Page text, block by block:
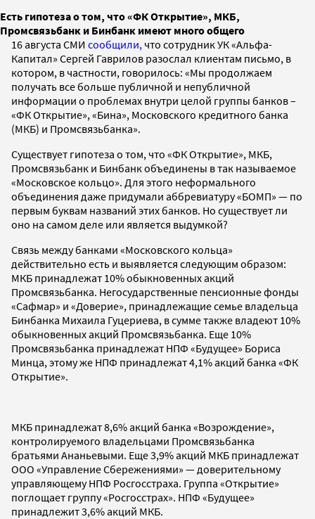
Есть гипотеза о том, что «ФК Открытие», МКБ,
Промсвязьбанк и Бинбанк имеют много общего
16 августа СМИ сообщили, что сотрудник УК «Альфа-
Капитал» Сергей Гаврилов разослал клиентам письмо, в
котором, в частности, говорилось: «Мы продолжаем
получать все больше публичной и непубличной
информации о проблемах внутри целой группы банков –
«ФК Открытие», «Бина», Московского кредитного банка
(МКБ) и Промсвязьбанка».
Существует гипотеза о том, что «ФК Открытие», МКБ,
Промсвязьбанк и Бинбанк объединены в так называемое
«Московское кольцо». Для этого неформального
объединения даже придумали аббревиатуру «БОМП» — по
первым буквам названий этих банков. Но существует ли
оно на самом деле или является выдумкой?
Связь между банками «Московского кольца»
действительно есть и выявляется следующим образом:
МКБ принадлежат 10% обыкновенных акций
Промсвязьбанка. Негосударственные пенсионные фонды
«Сафмар» и «Доверие», принадлежащие семье владельца
Бинбанка Михаила Гуцериева, в сумме также владеют 10%
обыкновенных акций Промсвязьбанка. Еще 10%
Промсвязьбанка принадлежат НПФ «Будущее» Бориса
Минца, этому же НПФ принадлежат 4,1% акций банка «ФК
Открытие».
МКБ принадлежат 8,6% акций банка «Возрождение»,
контролируемого владельцами Промсвязьбанка
братьями Ананьевыми. Еще 3,9% акций МКБ принадлежат
ООО «Управление Сбережениями» — доверительному
управляющему НПФ Росгосстраха. Группа «Открытие»
поглощает группу «Росгосстрах». НПФ «Будущее»
принадлежит 3,6% акций МКБ.